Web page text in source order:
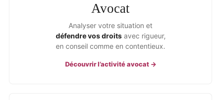
Avocat
Analyser votre situation et
défendre vos droitsavec rigueur,
en conseil comme en contentieux.
Découvrir l’activité avocat →